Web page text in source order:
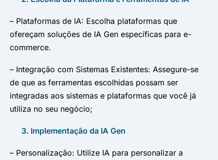
– Plataformas de IA: Escolha plataformas que
ofereçam soluções de IA Gen específicas para e-
commerce.
– Integração com Sistemas Existentes: Assegure-se
de que as ferramentas escolhidas possam ser
integradas aos sistemas e plataformas que você já
utiliza no seu negócio;
3. Implementação da IA Gen
– Personalização: Utilize IA para personalizar a